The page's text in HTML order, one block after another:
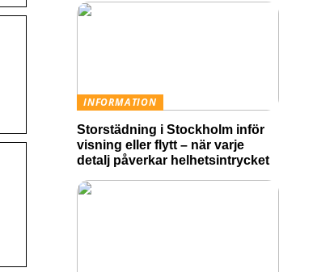
INFORMATION
Storstädning i Stockholm inför
visning eller flytt – när varje
detalj påverkar helhetsintrycket